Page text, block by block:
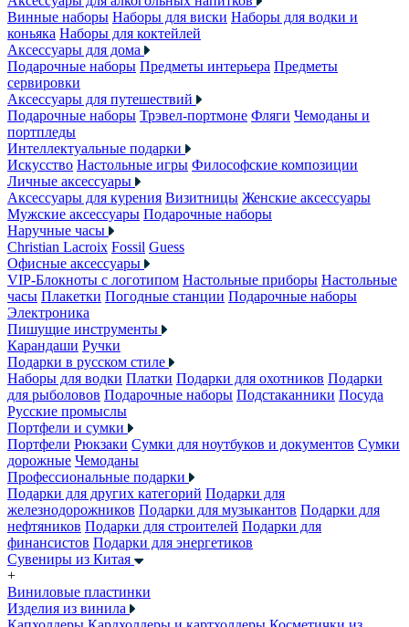
Винные наборы Наборы для виски Наборы для водки и
коньяка Наборы для коктейлей
Аксессуары для дома
Подарочные наборы Предметы интерьера Предметы
сервировки
Аксессуары для путешествий
Подарочные наборы Трэвел-портмоне Фляги Чемоданы и
портпледы
Интеллектуальные подарки
Искусство Настольные игры Философские композиции
Личные аксессуары
Аксессуары для курения Визитницы Женские аксессуары
Мужские аксессуары Подарочные наборы
Наручные часы
Christian Lacroix Fossil Guess
Офисные аксессуары
VIP-Блокноты с логотипом Настольные приборы Настольные
часы Плакетки Погодные станции Подарочные наборы
Электроника
Пишущие инструменты
Карандаши Ручки
Подарки в русском стиле
Наборы для водки Платки Подарки для охотников Подарки
для рыболовов Подарочные наборы Подстаканники Посуда
Русские промыслы
Портфели и сумки
Портфели Рюкзаки Сумки для ноутбуков и документов Сумки
дорожные Чемоданы
Профессиональные подарки
Подарки для других категорий Подарки для
железнодорожников Подарки для музыкантов Подарки для
нефтяников Подарки для строителей Подарки для
финансистов Подарки для энергетиков
Сувениры из Китая
+
Виниловые пластинки
Изделия из винила